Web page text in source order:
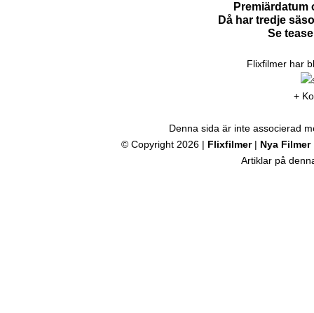
Premiärdatum
Då har tredje
Se
Flixfilmer har
+
Denna sida är inte associerad
© Copyright 2026 | Flixfilmer| Nya Filmer
Artiklar på